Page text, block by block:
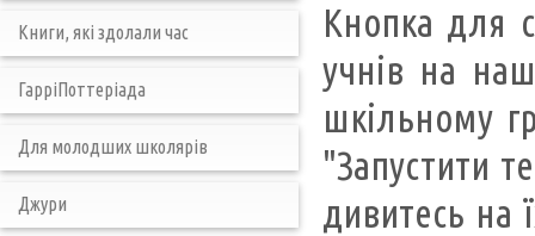
Кнопка для
учнів на
шкільному
"Запустити
дивитесь на
Книги, які здолали час
ГарріПоттеріада
Для молодших школярів
Джури